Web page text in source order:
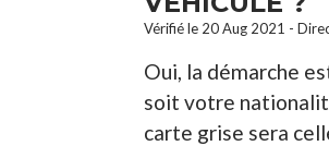
Vérifié le 20 Aug 2021 -
Oui, la démarche
soit votre
carte grise sera